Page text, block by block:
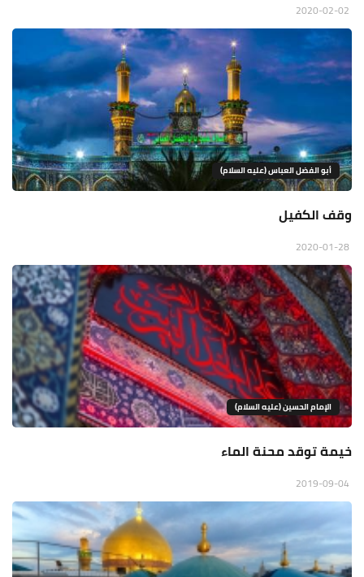
أبو الفضل العباس (عليه السلام)
وقف الكفيل
الإمام الحسين (عليه السلام)
خيمة توقد محنة الماء